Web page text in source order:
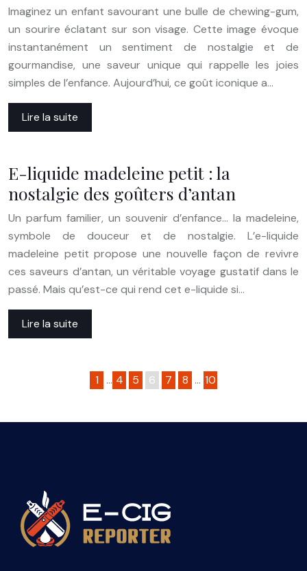
Imaginez un enfant savourant une bulle de chewing-gum,
un sourire éclatant sur son visage. Cette image évoque
instantanément un sentiment de nostalgie et de
gourmandise, une saveur unique qui rappelle les joies
simples de l’enfance. Aujourd’hui, ce goût iconique a…
Lire la suite
E-liquide madeleine petit : la
nostalgie des goûters d’antan
Un parfum familier, un souvenir d’enfance… la madeleine,
symbole de douceur et de nostalgie. L’e-liquide
madeleine petit propose une nouvelle façon de revivre
ces saveurs d’antan, un véritable voyage gustatif dans le
passé. Mais qu’est-ce qui rend cet e-liquide si…
Lire la suite
1 … 4 5 6 7 8 … 10